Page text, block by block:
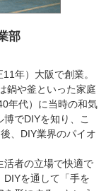
部
年）大阪で創業。
鍋や釜といった家庭
年代）に当時の和気
でDIYを知り、こ
、DIY業界のパイオ
活者の立場で快適で
を通して「手を